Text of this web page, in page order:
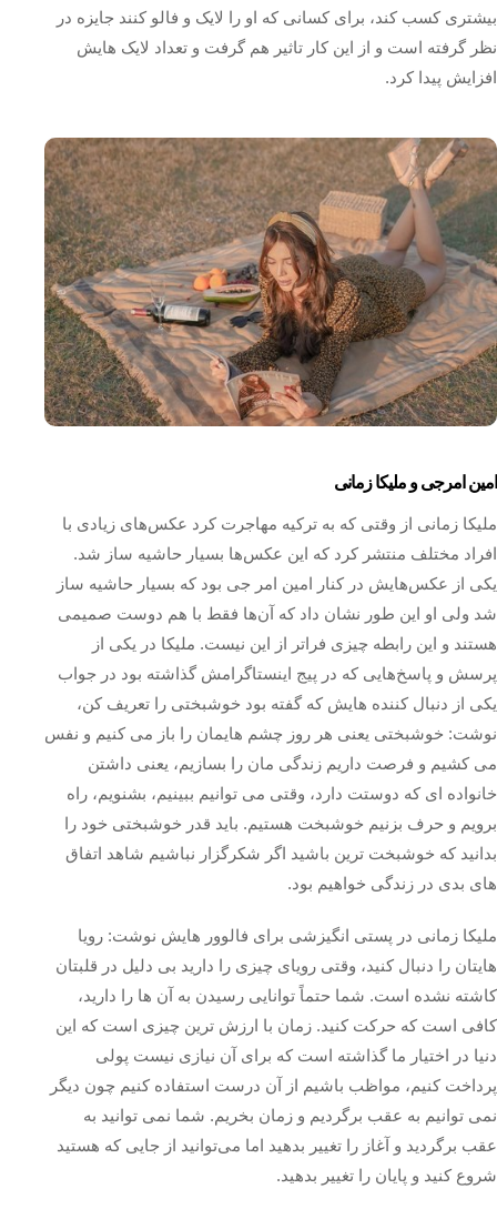
بیشتری کسب کند، برای کسانی که او را لایک و فالو کنند جایزه در
نظر گرفته است و از این کار تاثیر هم گرفت و تعداد لایک هایش
افزایش پیدا کرد.
امین امرجی و ملیکا زمانی
ملیکا زمانی از وقتی که به ترکیه مهاجرت کرد عکس‌های زیادی با
افراد مختلف منتشر کرد که این عکس‌ها بسیار حاشیه ساز شد.
یکی از عکس‌هایش در کنار امین امر جی بود که بسیار حاشیه ساز
شد ولی او این طور نشان داد که آن‌ها فقط با هم دوست صمیمی
هستند و این رابطه چیزی فراتر از این نیست. ملیکا در یکی از
پرسش و پاسخ‌هایی که در پیج اینستاگرامش گذاشته بود در جواب
یکی از دنبال کننده هایش که گفته بود خوشبختی را تعریف کن،
نوشت: خوشبختی یعنی هر روز چشم‌ هایمان را باز می‌ کنیم و نفس
می‌ کشیم و فرصت داریم زندگی‌ مان را بسازیم، یعنی داشتن
خانواده‌ ای که دوستت دارد، وقتی می توانیم ببینیم، بشنویم، راه
برویم و حرف بزنیم خوشبخت هستیم. باید قدر خوشبختی خود را
بدانید که خوشبخت ترین باشید اگر شکرگزار نباشیم شاهد اتفاق‌
های بدی در زندگی خواهیم بود.
ملیکا زمانی در پستی انگیزشی برای فالوور هایش نوشت: رویا
هایتان را دنبال کنید، وقتی رویای چیزی را دارید بی‌ دلیل در قلبتان
کاشته نشده است. شما حتماً توانایی رسیدن به آن‌ ها را دارید،
کافی است که حرکت کنید. زمان با ارزش ترین چیزی است که این
دنیا در اختیار ما گذاشته است که برای آن نیازی نیست پولی
پرداخت کنیم، مواظب باشیم از آن درست استفاده کنیم چون دیگر
نمی‌ توانیم به عقب برگردیم و زمان بخریم. شما نمی‌ توانید به
عقب برگردید و آغاز را تغییر بدهید اما می‌توانید از جایی که هستید
شروع کنید و پایان را تغییر بدهید.